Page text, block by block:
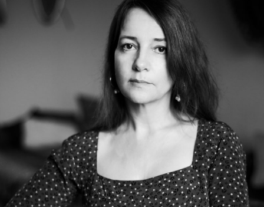
Die OnR mit euch
Führungen durch die Oper